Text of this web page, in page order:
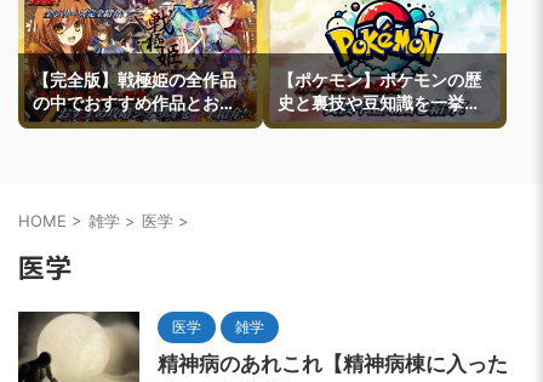
【完全版】戦極姫の全作品
の中でおすすめ作品とおす
すめ攻略ルートを一挙紹介
【ポケモン】ポケモンの歴
史と裏技や豆知識を一挙紹
介
HOME > 雑学 > 医学 >
医学
医学 雑学
精神病のあれこれ【精神病棟に入った